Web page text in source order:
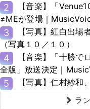
2
【音楽】「
≠MEが登場｜
3
【写真】紅白出場
（写真１０／１０）
4
【音楽】「十勝
全版」放送決定｜
5 【写真】仁村紗和
ラ